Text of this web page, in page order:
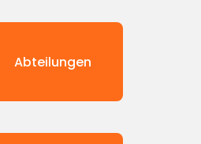
Abteilungen